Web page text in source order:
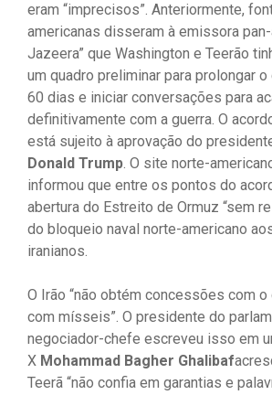
eram “imprecisos”. Anteriormente,
americanas disseram à emissora pan-
Jazeera” que Washington e Teerão
um quadro preliminar para prolongar
60 dias e iniciar conversações para
definitivamente com a guerra. O
está sujeito à aprovação do
Donald Trump. O site norte-
informou que entre os pontos do
abertura do Estreito de Ormuz “sem
do bloqueio naval norte-americano
iranianos.
O Irão “não obtém concessões com o
com mísseis”. O presidente do
negociador-chefe escreveu isso em
X Mohammad Bagher Ghalibaf
Teerã “não confia em garantias e